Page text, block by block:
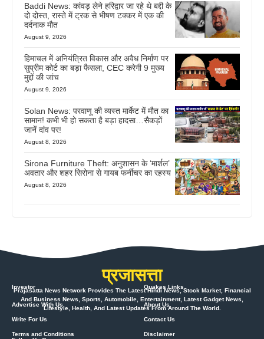
Baddi News: कांवड़ लेने हरिद्वार जा रहे थे बद्दी के
दो दोस्त, रास्ते में ट्रक से भीषण टक्कर में एक की
दर्दनाक मौत
August 9, 2026
हिमाचल में अनियंत्रित विकास और अवैध निर्माण पर
सुप्रीम कोर्ट का बड़ा फैसला, CEC करेगी 9 मुख्य
मुद्दों की जांच
August 9, 2026
Solan News: परवाणू की व्यस्त मार्केट में मौत का
सामान! कभी भी हो सकता है बड़ा हादसा…सैकड़ों
जानें दांव पर!
August 8, 2026
Sirona Furniture Theft: अनुशासन के ‘मार्शल’
अवतार और शहर सिरोना से गायब फर्नीचर का रहस्य
August 8, 2026
प्रजासत्ता
Prajasatta News Network Provides The Latest Hindi News, Stock Market, Financial
And Business News, Sports, Automobile, Entertainment, Latest Gadget News,
Lifestyle, Health, And Latest Updates From Around The World.
Investor
Advertise With Us
Write For Us
Terms and Conditions
Quakes Links
About Us
Contact Us
Disclaimer